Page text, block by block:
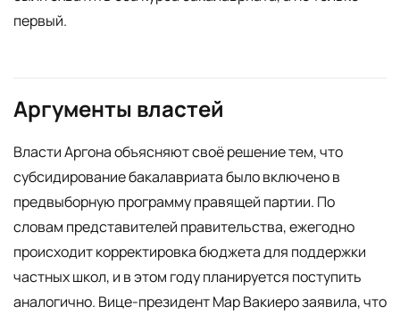
первый.
Аргументы властей
Власти Аргона объясняют своё решение тем, что
субсидирование бакалавриата было включено в
предвыборную программу правящей партии. По
словам представителей правительства, ежегодно
происходит корректировка бюджета для поддержки
частных школ, и в этом году планируется поступить
аналогично. Вице-президент Мар Вакиеро заявила, что